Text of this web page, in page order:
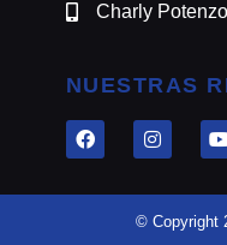
Charly
NUESTRAS
© Copyright